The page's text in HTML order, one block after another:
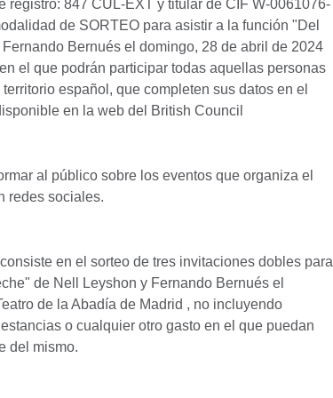
registro: 847 CUL-EXT y titular de CIF W-0061076-
de SORTEO para asistir a la función "Del
Bernués el domingo, 28 de abril de 2024
el que podrán participar todas aquellas personas
español, que completen sus datos en el
en la web del British Council
al público sobre los eventos que organiza el
redes sociales.
en el sorteo de tres invitaciones dobles para
de Nell Leyshon y Fernando Bernués el
de la Abadía de Madrid , no incluyendo
o cualquier otro gasto en el que puedan
del mismo.